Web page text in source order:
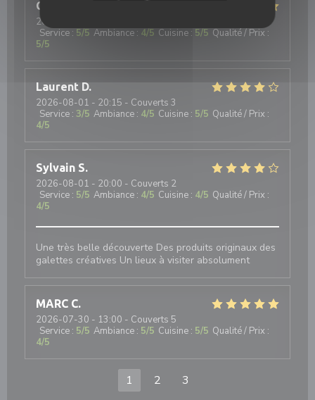
Christiane
2026-08-04
Service : 5/5 Ambiance : 4/5 Cuisine : 5/5 Qualité / Prix :
5/5
Laurent D
2026-08-01 - 20:15 - Couverts 3
Service : 3/5 Ambiance : 4/5 Cuisine : 5/5 Qualité / Prix :
4/5
Sylvain S
2026-08-01 - 20:00 - Couverts 2
Service : 5/5 Ambiance : 4/5 Cuisine : 4/5 Qualité / Prix :
4/5
Une très belle découverte Des produits originaux des
galettes créatives Un lieux à visiter absolument
MARC C
2026-07-30 - 13:00 - Couverts 5
Service : 5/5 Ambiance : 5/5 Cuisine : 5/5 Qualité / Prix :
4/5
1 2 3